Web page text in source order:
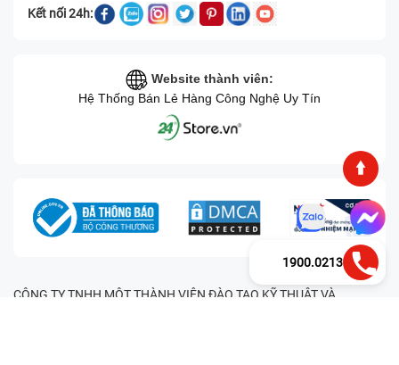
Kết nối 24h:
Website thành viên:
Hệ Thống Bán Lẻ Hàng Công Nghệ Uy Tín
CÔNG TY TNHH MỘT THÀNH VIÊN ĐÀO TẠO KỸ THUẬT VÀ
1900.0213